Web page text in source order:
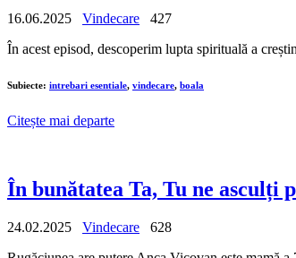
16.06.2025 Vindecare
427
În acest episod, descoperim lupta spirituală a
Subiecte: intrebari esentiale, vindecare, boala
Citește mai departe
În bunătatea Ta, Tu ne asculți
24.02.2025 Vindecare
628